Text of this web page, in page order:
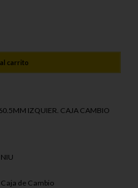
carrito
IZQUIER. CAJA CAMBIO
NIU
Caja de Cambio